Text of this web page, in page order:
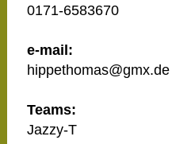
0171-6583670
e-mail:
hippethomas@gmx.de
Teams:
Jazzy-T